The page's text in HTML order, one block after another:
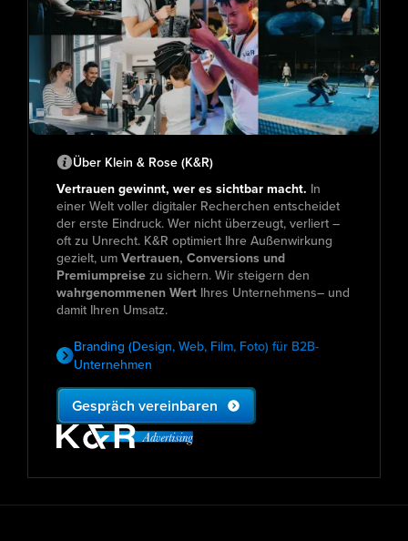
Über Klein & Rose (K&R)
Vertrauen gewinnt, wer es sichtbar macht. In
einer Welt voller digitaler Recherchen entscheidet
der erste Eindruck. Wer nicht überzeugt, verliert –
oft zu Unrecht. K&R optimiert Ihre Außenwirkung
gezielt, umVertrauen, Conversions und
Premiumpreise zu sichern. Wir steigern den
wahrgenommenen Wert Ihres Unternehmens– und
damit Ihren Umsatz.
Branding (Design, Web, Film, Foto) für B2B-
Unternehmen
Gespräch vereinbaren